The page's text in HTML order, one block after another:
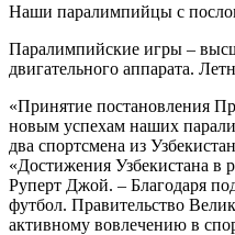
Наши паралимпийцы с
Паралимпийские игры –
двигательного аппарата.
«Принятие постановления
новым успехам наших
два спортсмена из
«Достижения Узбекистана в
Руперт Джой. – Благодаря
футбол. Правительство
активному вовлечению в